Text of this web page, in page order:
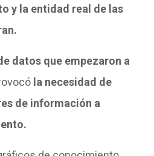
y la entidad real de las
datos que empezaron a
la necesidad de
de información a